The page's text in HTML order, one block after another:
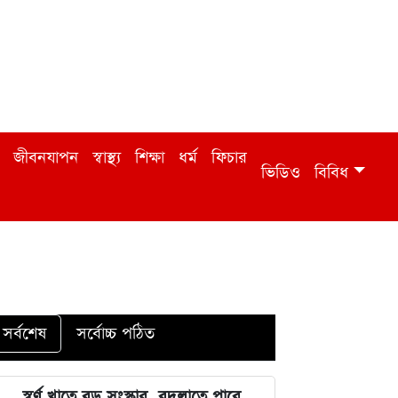
জীবনযাপন স্বাস্থ্য শিক্ষা ধর্ম ফিচার
ভিডিও বিবিধ
সর্বশেষ সর্বোচ্চ পঠিত